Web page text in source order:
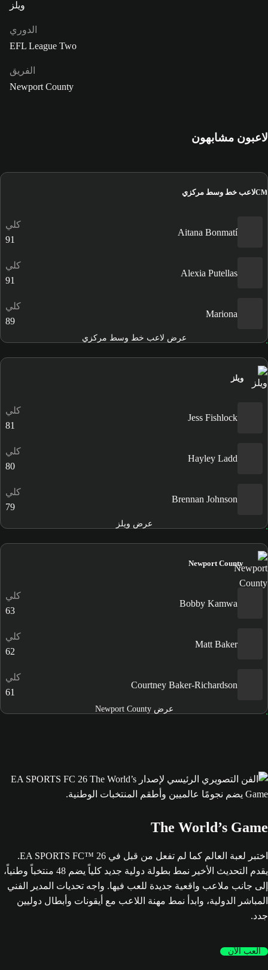
ويلز
الدوري
EFL League Two
الفريق
Newport County
لاعبون مشابهون
CMلاعب خط وسط مركزي
Aitana Bonmatí
كلي
91
Alexia Putellas
كلي
91
Mariona
كلي
89
عرض لاعب خط وسط مركزي
ويلز
Jess Fishlock
كلي
81
Hayley Ladd
كلي
80
Brennan Johnson
كلي
79
عرض ويلز
Newport County
Bobby Kamwa
كلي
63
Matt Baker
كلي
62
Courtney Baker-Richardson
كلي
61
عرض Newport County
The World’s Game
اختبر لعبة العالم كما لم تفعل من قبل في EA SPORTS FC™ 26.
يقدم التحديث الأخير نمط بطولة دولية جديد كلياً يضم 48 منتخباً وطنياً،
إلى جانب ملاعب واقعية جديدة للعب فيها. واجه تحديات المدير الفني
المباشر الدولية، وابدأ نمط مهنة اللاعب مع أيقونات وأبطال دوليين
جدد.
العب الآن